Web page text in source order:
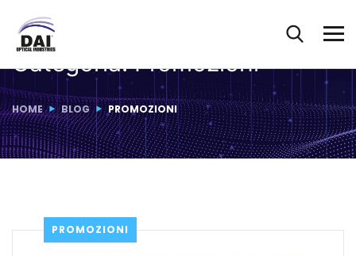
Categoria:Promozioni
HOME BLOG PROMOZIONI
PROMOZIONI